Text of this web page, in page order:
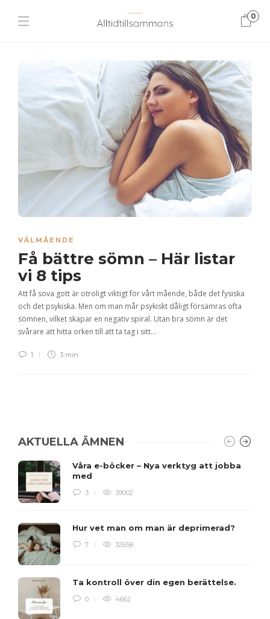
0
VÄLMÅENDE
Få bättre sömn – Här listar
vi 8 tips
Att få sova gott är otroligt viktigt för vårt mående, både det fysiska
och det psykiska. Men om man mår psykiskt dåligt försämras ofta
sömnen, vilket skapar en negativ spiral. Utan bra sömn är det
svårare att hitta orken till att ta tag i sitt…
1 3 min
AKTUELLA ÄMNEN
Våra e-böcker – Nya verktyg att jobba
med
3 39002
Hur vet man om man är deprimerad?
7 32658
Ta kontroll över din egen berättelse.
0 4662